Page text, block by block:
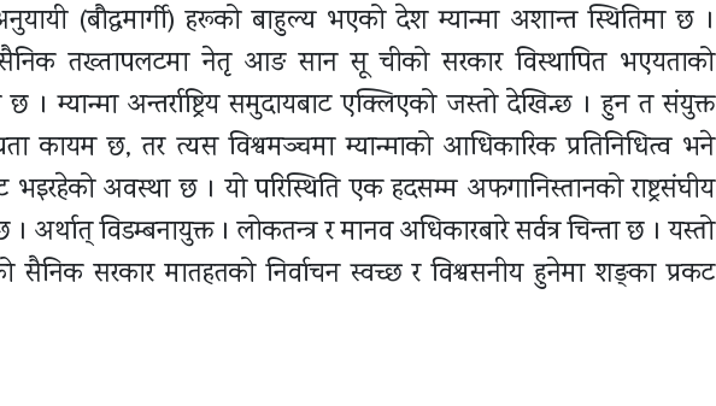
(बौद्धमार्गी) हरूको बाहुल्य भएको देश म्यान्मा अशान्त स्थितिमा छ ।
तख्तापलटमा नेतृ आङ सान सू चीको सरकार विस्थापित भएयताको
। म्यान्मा अन्तर्राष्ट्रिय समुदायबाट एक्लिएको जस्तो देखिन्छ । हुन त संयुक्त
कायम छ, तर त्यस विश्वमञ्चमा म्यान्माको आधिकारिक प्रतिनिधित्व भने
भइरहेको अवस्था छ । यो परिस्थिति एक हदसम्म अफगानिस्तानको राष्ट्रसंघीय
विडम्बनायुक्त । लोकतन्त्र र मानव अधिकारबारे सर्वत्र चिन्ता छ । यस्तो
सैनिक सरकार मातहतको निर्वाचन स्वच्छ र विश्वसनीय हुनेमा शङ्का प्रकट